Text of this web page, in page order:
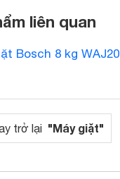
liên quan
Bosch 8 kg
trở lại "Máy giặt"